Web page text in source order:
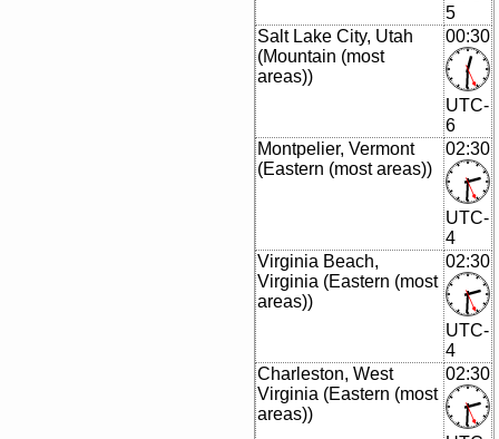
5
Salt Lake City, Utah
(Mountain (most
areas))
00:30
UTC-
6
Montpelier, Vermont
(Eastern (most areas))
02:30
UTC-
4
Virginia Beach,
Virginia (Eastern (most
areas))
02:30
UTC-
4
Charleston, West
Virginia (Eastern (most
areas))
02:30